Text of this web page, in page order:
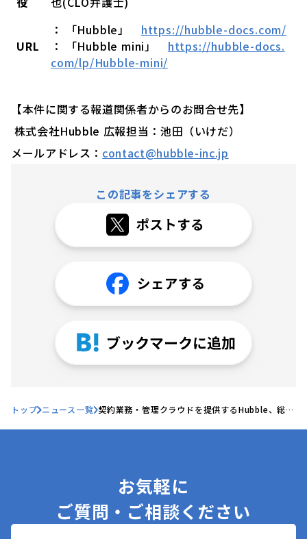
URL
： 「Hubble」 https://hubble-docs.com/
： 「Hubble mini」 https://hubble-docs.
com/lp/Hubble-mini/
【本件に関する報道関係者からのお問合せ先】
株式会社Hubble 広報担当：池田（いけだ）
メールアドレス： contact@hubble-inc.jp
この記事をシェアする
トップ ニュース一覧 契約業務・管理クラウドを提供するHubble、総額
お気軽に
ご質問・ご相談ください